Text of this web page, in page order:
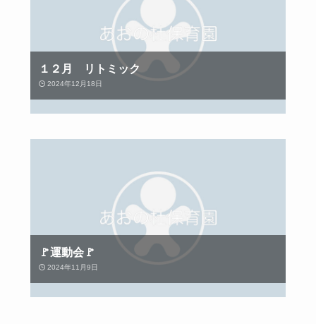
１２月 リトミック
2024年12月18日
🚩運動会🚩
2024年11月9日